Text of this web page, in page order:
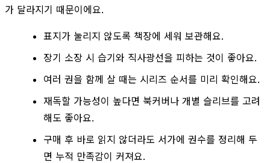
가 달라지기 때문이에요.
표지가 눌리지 않도록 책장에 세워 보관해요.
장기 소장 시 습기와 직사광선을 피하는 것이 좋아요.
여러 권을 함께 살 때는 시리즈 순서를 미리 확인해요.
재독할 가능성이 높다면 북커버나 개별 슬리브를 고려
해도 좋아요.
구매 후 바로 읽지 않더라도 서가에 권수를 정리해 두
면 누적 만족감이 커져요.